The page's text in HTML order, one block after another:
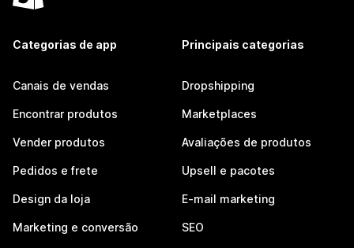
Categorias de app
Canais de vendas
Encontrar produtos
Vender produtos
Pedidos e frete
Design da loja
Marketing e conversão
Principais categorias
Dropshipping
Marketplaces
Avaliações de produtos
Upsell e pacotes
E-mail marketing
SEO